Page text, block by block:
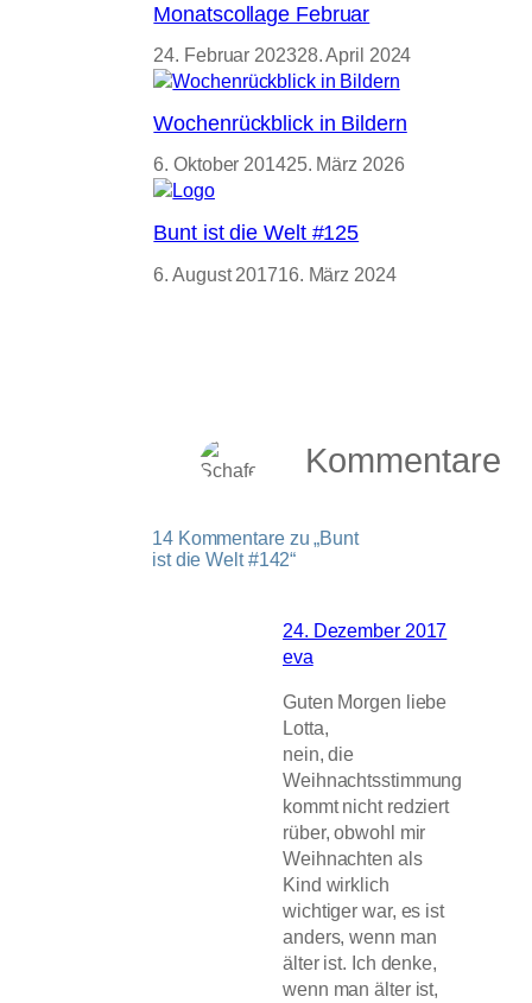
Monatscollage Februar
24. Februar 202328. April 2024
Wochenrückblick in Bildern
6. Oktober 201425. März 2026
Bunt ist die Welt #125
6. August 201716. März 2024
Kommentare
14 Kommentare zu „Bunt
ist die Welt #142“
24. Dezember 2017
eva
Guten Morgen liebe
Lotta,
nein, die
Weihnachtsstimmung
kommt nicht redziert
rüber, obwohl mir
Weihnachten als
Kind wirklich
wichtiger war, es ist
anders, wenn man
älter ist. Ich denke,
wenn man älter ist,